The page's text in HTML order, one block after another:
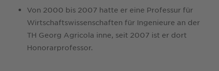
Von 2000 bis 2007 hatte er eine Professur für
Wirtschaftswissenschaften für Ingenieure an der
TH Georg Agricola inne, seit 2007 ist er dort
Honorarprofessor.